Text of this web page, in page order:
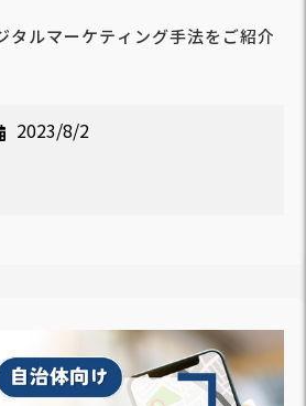
タルマーケティング手法をご紹介
2023/8/2